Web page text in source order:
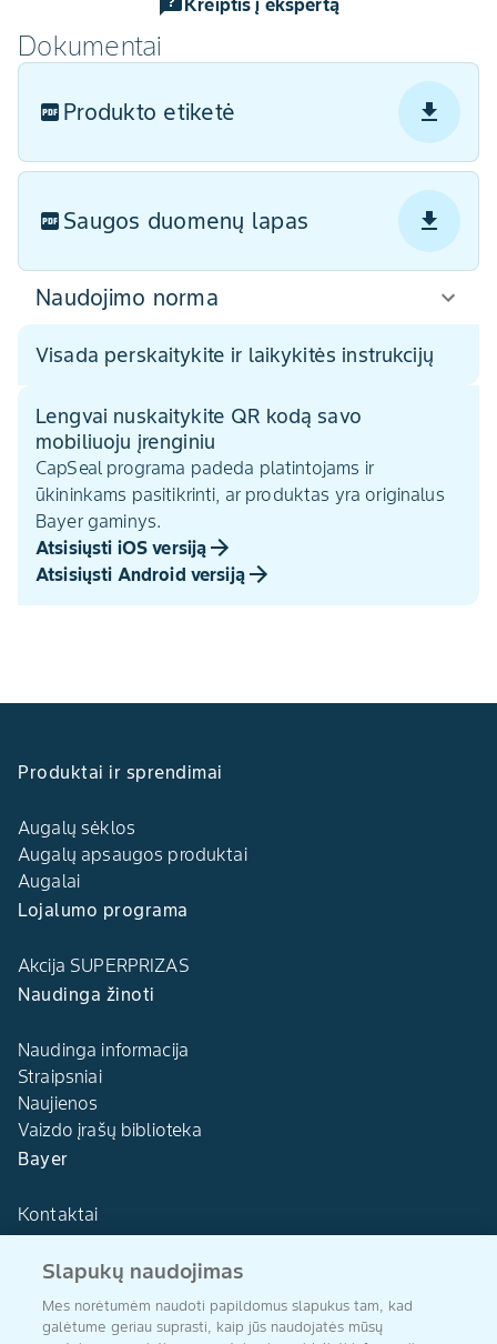
Dokumentai
Produkto etiketė
Saugos duomenų lapas
Naudojimo norma
Visada perskaitykite ir laikykitės instrukcijų
Lengvai nuskaitykite QR kodą savo
mobiliuoju įrenginiu
CapSeal programa padeda platintojams ir
ūkininkams pasitikrinti, ar produktas yra originalus
Bayer gaminys.
Atsisiųsti iOS versiją
Atsisiųsti Android versiją
Produktai ir sprendimai
Augalų sėklos
Augalų apsaugos produktai
Augalai
Lojalumo programa
Akcija SUPERPRIZAS
Naudinga žinoti
Naudinga informacija
Straipsniai
Naujienos
Vaizdo įrašų biblioteka
Bayer
Kontaktai
Agro Bayer
Slapukų naudojimas
Mes norėtumėm naudoti papildomus slapukus tam, kad
galėtume geriau suprasti, kaip jūs naudojatės mūsų